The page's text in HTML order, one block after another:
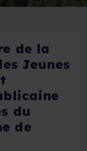
de la
Jeunes
du
de